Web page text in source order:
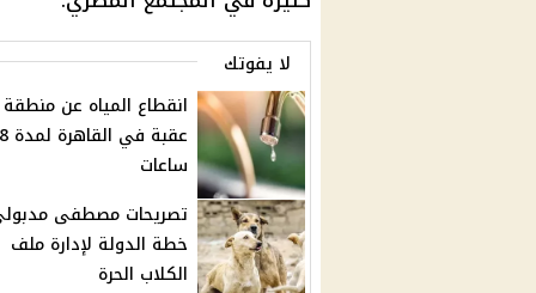
لا يفوتك
انقطاع المياه عن
عقبة في القاهرة لمدة 8
ساعات
تصريحات مصطفى
خطة الدولة لإدارة ملف
الكلاب الحرة